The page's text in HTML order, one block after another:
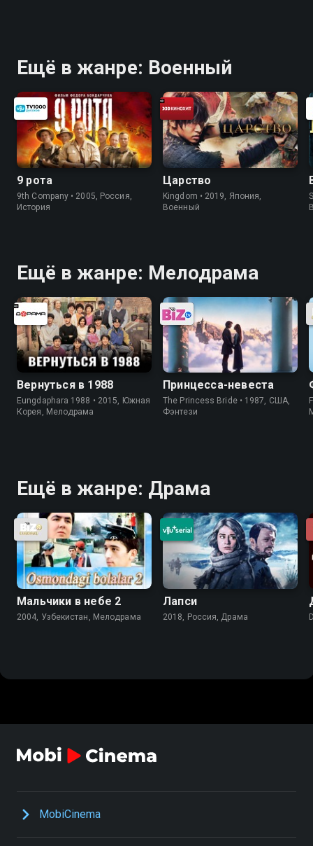
Ещё в жанре: Военный
9 рота
9th Company • 2005, Россия,
История
Царство
Kingdom • 2019, Япония,
Военный
Ещё в жанре: Мелодрама
Вернуться в 1988
Eungdaphara 1988 • 2015, Южная
Корея, Мелодрама
Принцесса-невеста
The Princess Bride • 1987, США,
Фэнтези
Ещё в жанре: Драма
Мальчики в небе 2
2004, Узбекистан, Мелодрама
Лапси
2018, Россия, Драма
MobiCinema